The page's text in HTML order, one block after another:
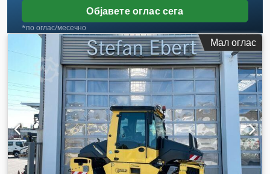
Објавете оглас сега
*по оглас/месечно
Мал оглас